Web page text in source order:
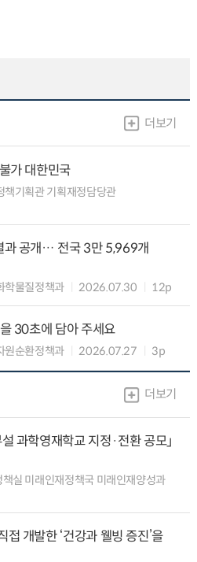
더보기
가 대한민국
책기획관 기획재정담당관
과 공개… 전국 3만 5,969개
학물질정책과 2026.07.30 12p
30초에 담아 주세요
원순환정책과 2026.07.27 3p
더보기
과학영재학교 지정·전환 공모」
실 미래인재정책국 미래인재양성과
개발한 ‘건강과 웰빙 증진’을